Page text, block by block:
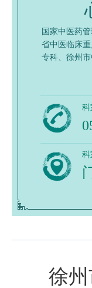
国家中医药
省中医临床
专科、徐州
科
科
徐州市